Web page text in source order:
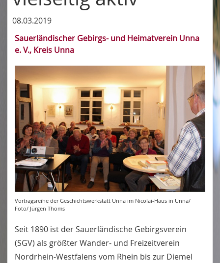
08.03.2019
Sauerländischer Gebirgs- und Heimatverein Unna
e. V., Kreis Unna
Vortragsreihe der Geschichtswerkstatt Unna im Nicolai-Haus in Unna/
Foto/ Jürgen Thoms
Seit 1890 ist der Sauerländische Gebirgsverein
(SGV) als größter Wander- und Freizeitverein
Nordrhein-Westfalens vom Rhein bis zur Diemel